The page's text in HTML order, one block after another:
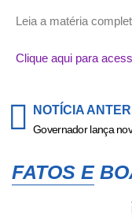
Leia a matéria
Clique aqui para
NOTÍCIA
FATOS E